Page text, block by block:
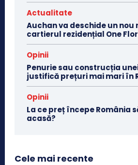
Actualitate
Auchan va deschide un nou
cartierul rezidențial One
Opinii
Penurie sau construcția
justifică prețuri mai mari în
Opinii
La ce preț începe România
acasă?
Cele mai recente